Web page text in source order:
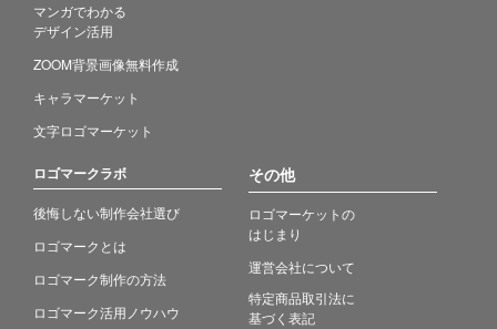
マンガでわかる
デザイン活用
ZOOM背景画像無料作成
キャラマーケット
文字ロゴマーケット
ロゴマークラボ
後悔しない制作会社選び
ロゴマークとは
ロゴマーク制作の方法
ロゴマーク活用ノウハウ
その他
ロゴマーケットの
はじまり
運営会社について
特定商品取引法に
基づく表記